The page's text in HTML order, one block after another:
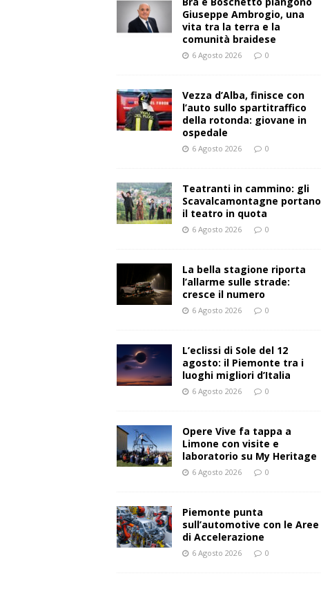
Giuseppe Ambrogio, una
vita tra la terra e la
comunità braidese
6 Agosto 2026 0
Vezza d’Alba, finisce con
l’auto sullo spartitraffico
della rotonda: giovane in
ospedale
6 Agosto 2026 0
Teatranti in cammino: gli
Scavalcamontagne portano
il teatro in quota
6 Agosto 2026 0
La bella stagione riporta
l’allarme sulle strade:
cresce il numero
6 Agosto 2026 0
L’eclissi di Sole del 12
agosto: il Piemonte tra i
luoghi migliori d’Italia
6 Agosto 2026 0
Opere Vive fa tappa a
Limone con visite e
laboratorio su My Heritage
6 Agosto 2026 0
Piemonte punta
sull’automotive con le Aree
di Accelerazione
6 Agosto 2026 0